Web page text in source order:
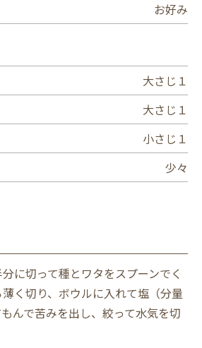
お好み
大さじ１
大さじ１
小さじ１
少々
に切って種とワタをスプーンでく
薄く切り、ボウルに入れて塩（分量
んで苦みを出し、絞って水気を切